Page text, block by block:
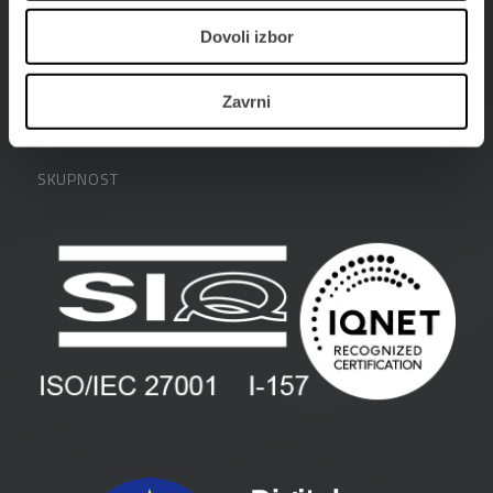
Dovoli izbor
Zavrni
Partnerji
FAQ – pogosta vprašanja
Zaposlitev
Vlagatelji
Pogoji in pogodbe
SKUPNOST
Blog
Spletni seminarji